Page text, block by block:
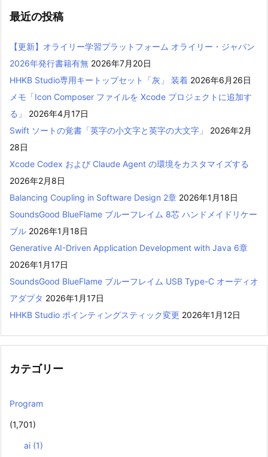
最近の投稿
【更新】オライリー学習プラットフォーム オライリー・ジャパン
2026年発行書籍有無 2026年7月20日
HHKB Studio専用キートップセット「灰」 装着 2026年6月26日
メモ「Icon Composer ファイルを Xcode プロジェクトに追加す
る」
2026年4月17日
Swift ソートの覚書「英字の小文字と英字の大文字」
2026年2月
28日
Xcode Codex および Claude Agent の環境をカスタマイズする
2026年2月8日
Balancing Coupling in Software Design 2章 2026年1月18日
SoundsGood BlueFlame ブルーフレイム 8芯 ハンドメイドリケー
ブル 2026年1月18日
Generative AI-Driven Application Development with Java 6章
2026年1月17日
SoundsGood BlueFlame ブルーフレイム USB Type-C オーディオ
アダプタ 2026年1月17日
HHKB Studio ポインティングスティック変更 2026年1月12日
カテゴリー
Program
(1,701)
ai (1)